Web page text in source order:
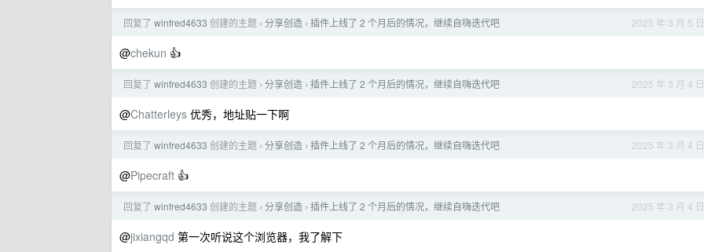
2025 年 3 月 5 日
回复了 winfred4633 创建的主题 › 分享创造 › 插件上线了 2 个月后的情况，继续自嗨迭代吧
@chekun 👍
2025 年 3 月 4 日
回复了 winfred4633 创建的主题 › 分享创造 › 插件上线了 2 个月后的情况，继续自嗨迭代吧
@Chatterleys 优秀，地址贴一下啊
2025 年 3 月 4 日
回复了 winfred4633 创建的主题 › 分享创造 › 插件上线了 2 个月后的情况，继续自嗨迭代吧
@Pipecraft 👍
2025 年 3 月 4 日
回复了 winfred4633 创建的主题 › 分享创造 › 插件上线了 2 个月后的情况，继续自嗨迭代吧
@jixiangqd 第一次听说这个浏览器，我了解下